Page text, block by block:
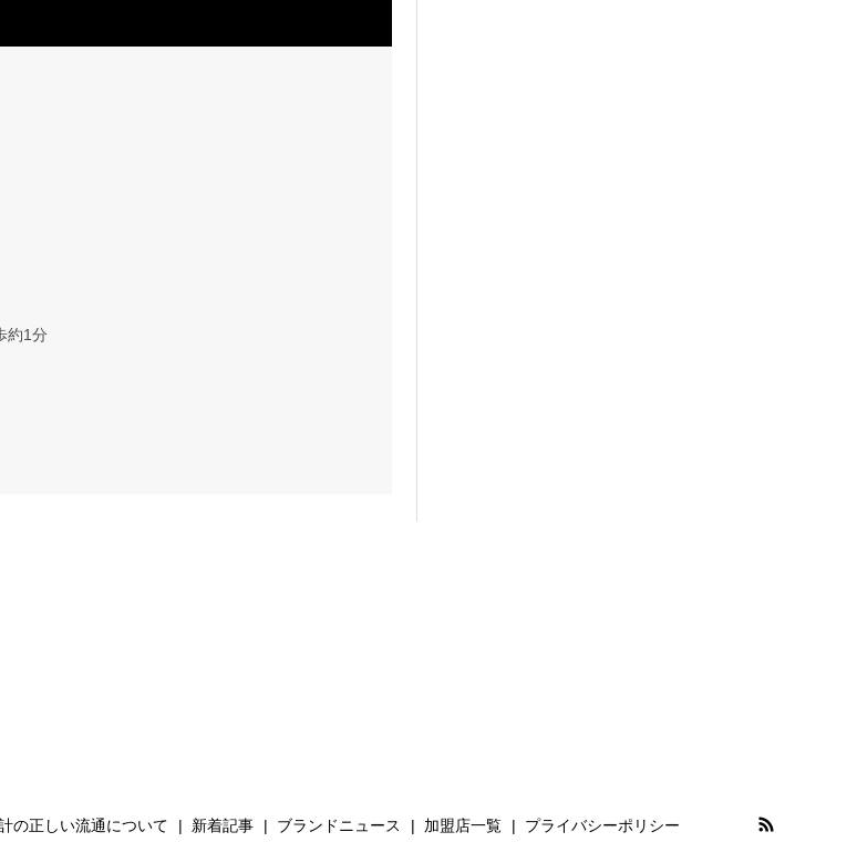
約1分
の正しい流通について 新着記事 ブランドニュース 加盟店一覧 プライバシーポリシー